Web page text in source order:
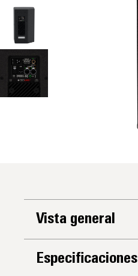
Vista general
Especificaciones